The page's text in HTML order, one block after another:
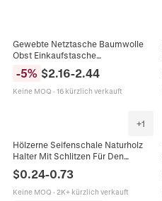
Gewebte Netztasche Baumwolle
Obst Einkaufstasche
Schultertasche Französischer
Minimalismus Retro
Umweltfreundlich
-5% $2.16-2.44
Keine MOQ · 16 kürzlich verkauft
+1
Hölzerne Seifenschale Naturholz
Halter Mit Schlitzen Für Den
Abfluss Im Badezimmer Dusche
Und Küche Einfaches
Ökofreundliches Design
$0.24-0.73
Keine MOQ · 2K+ kürzlich verkauft